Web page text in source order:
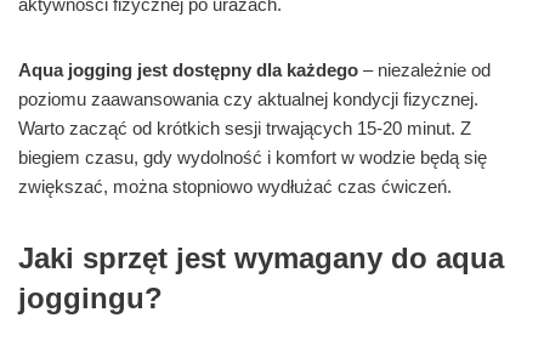
aktywności fizycznej po urazach.
Aqua jogging jest dostępny dla każdego – niezależnie od
poziomu zaawansowania czy aktualnej kondycji fizycznej.
Warto zacząć od krótkich sesji trwających 15-20 minut. Z
biegiem czasu, gdy wydolność i komfort w wodzie będą się
zwiększać, można stopniowo wydłużać czas ćwiczeń.
Jaki sprzęt jest wymagany do aqua
joggingu?